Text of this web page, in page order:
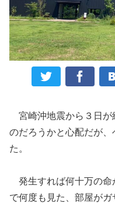
宮崎沖地震から３日
のだろうかと心配だが
た。
発生すれば何十万の命
で何度も見た、 部屋がガ